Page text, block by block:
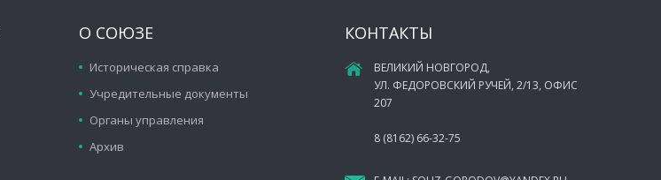
О СОЮЗЕ
Историческая справка
Учредительные документы
Органы управления
Архив
КОНТАКТЫ
ВЕЛИКИЙ НОВГОРОД,
УЛ. ФЕДОРОВСКИЙ РУЧЕЙ, 2/13, ОФИС
207
8 (8162) 66-32-75